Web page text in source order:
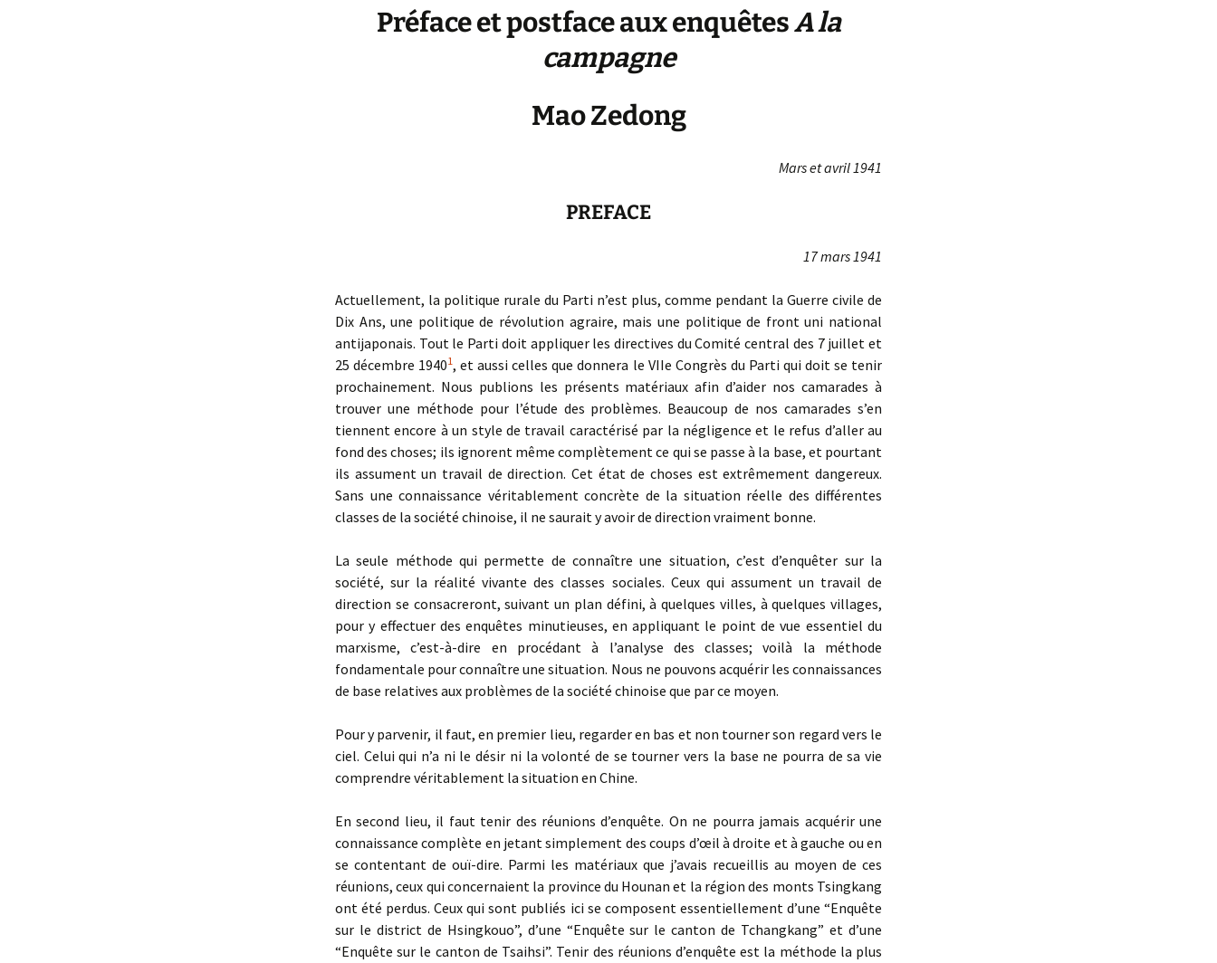
Préface et postface aux enquêtesA la
campagne
Mao Zedong
Mars et avril 1941
PREFACE
17 mars 1941
Actuellement, la politique rurale du Parti n’est plus, comme pendant la Guerre civile de
Dix Ans, une politique de révolution agraire, mais une politique de front uni national
antijaponais. Tout le Parti doit appliquer les directives du Comité central des 7 juillet et
25 décembre 19401, et aussi celles que donnera le VIIe Congrès du Parti qui doit se tenir
prochainement. Nous publions les présents matériaux afin d’aider nos camarades à
trouver une méthode pour l’étude des problèmes. Beaucoup de nos camarades s’en
tiennent encore à un style de travail caractérisé par la négligence et le refus d’aller au
fond des choses; ils ignorent même complètement ce qui se passe à la base, et pourtant
ils assument un travail de direction. Cet état de choses est extrêmement dangereux.
Sans une connaissance véritablement concrète de la situation réelle des différentes
classes de la société chinoise, il ne saurait y avoir de direction vraiment bonne.
La seule méthode qui permette de connaître une situation, c’est d’enquêter sur la
société, sur la réalité vivante des classes sociales. Ceux qui assument un travail de
direction se consacreront, suivant un plan défini, à quelques villes, à quelques villages,
pour y effectuer des enquêtes minutieuses, en appliquant le point de vue essentiel du
marxisme, c’est-à-dire en procédant à l’analyse des classes; voilà la méthode
fondamentale pour connaître une situation. Nous ne pouvons acquérir les connaissances
de base relatives aux problèmes de la société chinoise que par ce moyen.
Pour y parvenir, il faut, en premier lieu, regarder en bas et non tourner son regard vers le
ciel. Celui qui n’a ni le désir ni la volonté de se tourner vers la base ne pourra de sa vie
comprendre véritablement la situation en Chine.
En second lieu, il faut tenir des réunions d’enquête. On ne pourra jamais acquérir une
connaissance complète en jetant simplement des coups d’œil à droite et à gauche ou en
se contentant de ouï-dire. Parmi les matériaux que j’avais recueillis au moyen de ces
réunions, ceux qui concernaient la province du Hounan et la région des monts Tsingkang
ont été perdus. Ceux qui sont publiés ici se composent essentiellement d’une “Enquête
sur le district de Hsingkouo”, d’une “Enquête sur le canton de Tchangkang” et d’une
“Enquête sur le canton de Tsaihsi”. Tenir des réunions d’enquête est la méthode la plus